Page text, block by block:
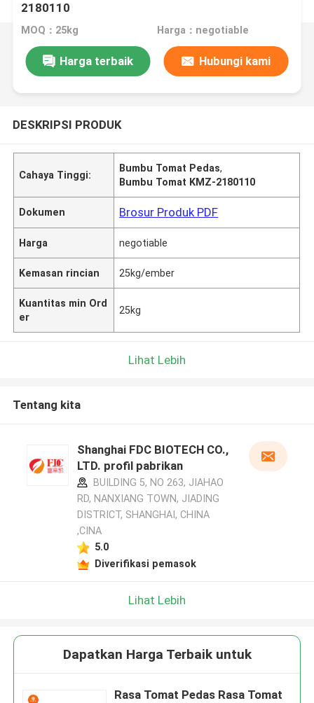
2180110
MOQ：25kg Harga：negotiable
Harga terbaik Hubungi kami
DESKRIPSI PRODUK
Cahaya Tinggi:
Bumbu Tomat Pedas,
Bumbu Tomat KMZ-2180110
Dokumen Brosur Produk PDF
Harga negotiable
Kemasan rincian 25kg/ember
Kuantitas min Ord
er
25kg
Lihat Lebih
Tentang kita
Shanghai FDC BIOTECH CO.,
LTD. profil pabrikan
BUILDING 5, NO 263, JIAHAO
RD, NANXIANG TOWN, JIADING
DISTRICT, SHANGHAI, CHINA
,CINA
5.0
Diverifikasi pemasok
Lihat Lebih
Dapatkan Harga Terbaik untuk
Rasa Tomat Pedas Rasa Tomat